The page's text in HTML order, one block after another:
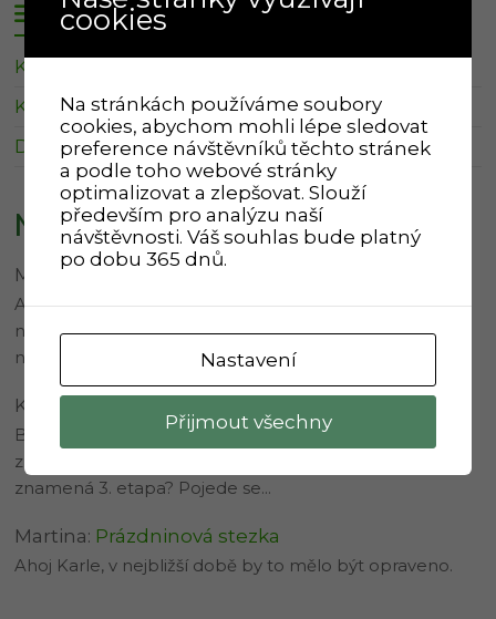
Svoz odpadu
Kalendář Klevetov
Kalendář Zboněk
Další informace o svozu
Nejnovější komentáře
Martina
Ahoj Karle, prodloužení 2.etapy znamená, že se zatím
nic nemění. Ve třetí etapě je více změn, proto je odkaz
na…
Karel Svítil
Bylo by možné lidsky stručně popsat, co prakticky
znamená prodloužení 2. etapy a co konkrétně
znamená 3. etapa? Pojede se…
Martina: Prázdninová stezka
Ahoj Karle, v nejbližší době by to mělo být opraveno.
cookies
Na stránkách používáme soubory
cookies, abychom mohli lépe sledovat
preference návštěvníků těchto stránek
a podle toho webové stránky
optimalizovat a zlepšovat. Slouží
především pro analýzu naší
návštěvnosti. Váš souhlas bude platný
po dobu 365 dnů.
Nastavení
Přijmout všechny